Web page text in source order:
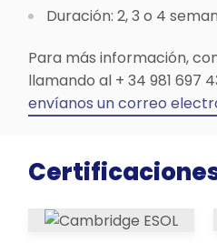
Duración: 2, 3 o 4
Para más información,
llamando al + 34 981 697
envíanos un correo